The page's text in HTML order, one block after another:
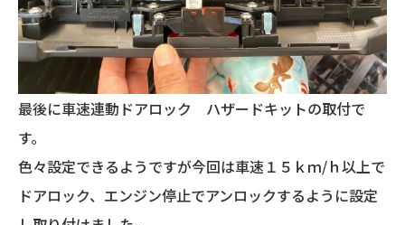
最後に車速連動ドアロック ハザードキットの取付で
す。
色々設定できるようですが今回は車速１５ｋｍ/ｈ以上で
ドアロック、エンジン停止でアンロックするように設定